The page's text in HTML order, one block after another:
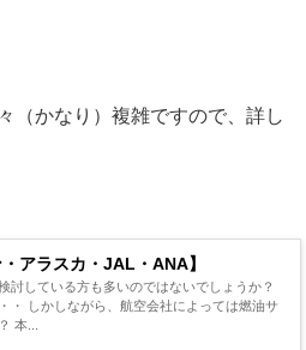
（かなり）複雑ですので、詳し
アラスカ・JAL・ANA】
討している方も多いのではないでしょうか？
・ しかしながら、航空会社によっては燃油サ
ーチャージ無料で特典航空券を発券することができるのをご存じでしょうか？ 本...